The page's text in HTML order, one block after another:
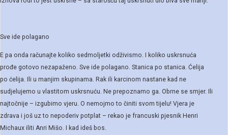
Sve ide polagano
E pa onda računajte koliko sedmoljetki odživismo. I koliko uskrsnuća
prođe gotovo nezapaženo. Sve ide polagano. Stanica po stanica. Ćelija
po ćelija. Ili u manjim skupinama. Rak ili karcinom nastane kad ne
sudjelujemo u vlastitom uskrsnuću. Ne prepoznamo ga. Obrne se smjer. Ili
najtočnije – izgubimo vjeru. O nemojmo to činiti svom tijelu! Vjera je
zdrava i još uz to nepoderiv potplat – rekao je francuski pjesnik Henri
Michaux iliti Anri Mišo. I kad ideš bos.